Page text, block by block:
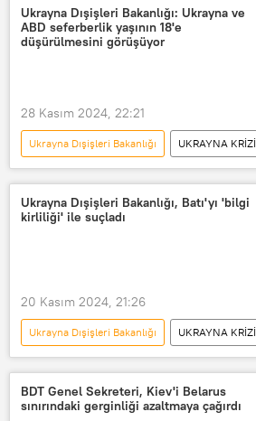
Ukrayna
Brüksel
Avrupa Birliği
Avrupa
Ukrayna Dışişleri Bakanlığı: Ukrayna ve
ABD seferberlik yaşının 18'e
düşürülmesini görüşüyor
28 Kasım 2024, 22:21
Ukrayna Dışişleri Bakanlığı
UKRAYNA KRİZİ
ABD
Ukrayna
Kiev
Yüksek Rada
Sözcü
seferberlik
Washington
Ukrayna Dışişleri Bakanlığı, Batı'yı 'bilgi
kirliliği' ile suçladı
20 Kasım 2024, 21:26
Ukrayna Dışişleri Bakanlığı
UKRAYNA KRİZİ
Ukrayna
ABD
İtalya
Kırgızistan
Kazakistan
İspanya
BDT Genel Sekreteri, Kiev'i Belarus
sınırındaki gerginliği azaltmaya çağırdı